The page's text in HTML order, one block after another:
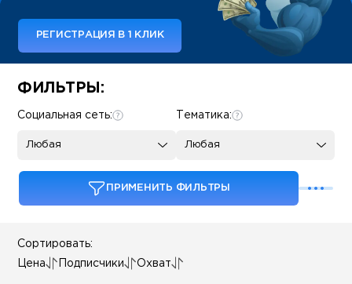
РЕГИСТРАЦИЯ В 1 КЛИК
Some SEO Title
ФИЛЬТРЫ:
Тематика:
Любая
Социальная сеть:
Любая
ПРИМЕНИТЬ ФИЛЬТРЫ
Сортировать:
Цена Подписчики Охват